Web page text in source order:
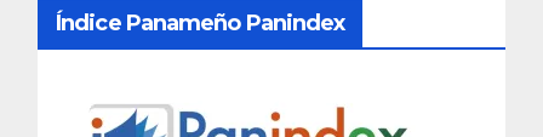
Índice Panameño Panindex